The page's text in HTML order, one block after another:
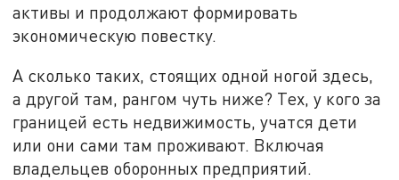
активы и продолжают формировать
экономическую повестку.
А сколько таких, стоящих одной ногой здесь,
а другой там, рангом чуть ниже? Тех, у кого за
границей есть недвижимость, учатся дети
или они сами там проживают. Включая
владельцев оборонных предприятий.